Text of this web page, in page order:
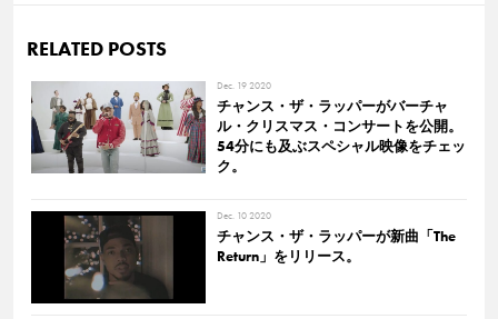
RELATED POSTS
Dec. 19 2020
チャンス・ザ・ラッパーがバーチャ
ル・クリスマス・コンサートを公開。
54分にも及ぶスペシャル映像をチェッ
ク。
Dec. 10 2020
チャンス・ザ・ラッパーが新曲「The
Return」をリリース。